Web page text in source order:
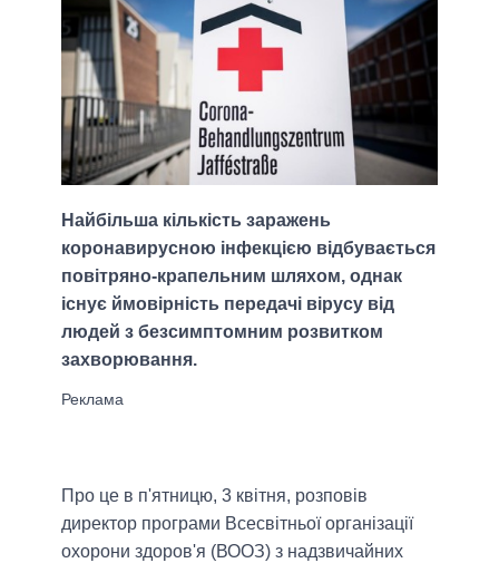
Найбільша кількість заражень
коронавирусною інфекцією відбувається
повітряно-крапельним шляхом, однак
існує ймовірність передачі вірусу від
людей з безсимптомним розвитком
захворювання.
Про це в п'ятницю, 3 квітня, розповів
директор програми Всесвітньої організації
охорони здоров'я (ВООЗ) з надзвичайних